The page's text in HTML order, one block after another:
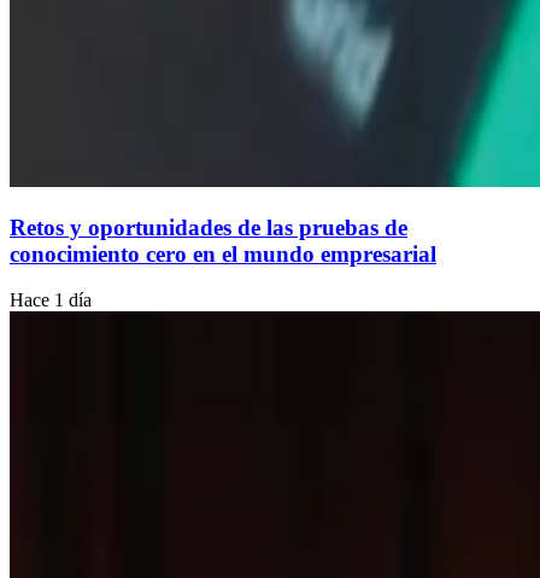
Retos y oportunidades de las pruebas de
conocimiento cero en el mundo empresarial
Hace 1 día